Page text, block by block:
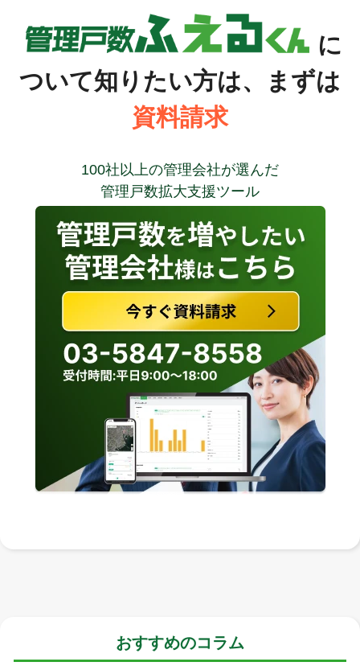
に
ついて知りたい方は、まずは
資料請求
100社以上の管理会社が選んだ
管理戸数拡大支援ツール
おすすめのコラム